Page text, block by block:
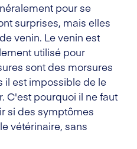
pour se
surprises, mais elles
venin. Le venin est
utilisé pour
sont des morsures
il est impossible de le
C'est pourquoi il ne faut
si des symptômes
vétérinaire, sans